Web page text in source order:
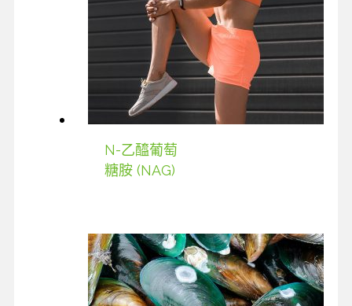
N-乙醯葡萄
糖胺 (NAG)